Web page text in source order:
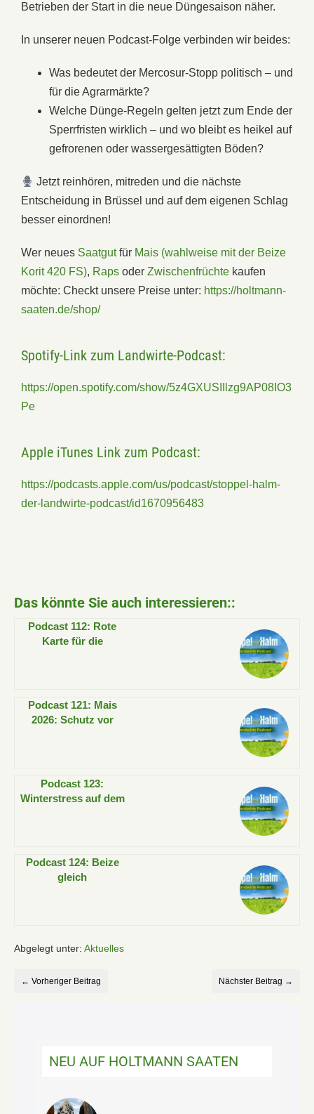
Betrieben der Start in die neue Düngesaison näher.
In unserer neuen Podcast-Folge verbinden wir beides:
Was bedeutet der Mercosur-Stopp politisch – und
für die Agrarmärkte?
Welche Dünge-Regeln gelten jetzt zum Ende der
Sperrfristen wirklich – und wo bleibt es heikel auf
gefrorenen oder wassergesättigten Böden?
Jetzt reinhören, mitreden und die nächste
Entscheidung in Brüssel und auf dem eigenen Schlag
besser einordnen!
Wer neues Saatgutfür Mais (wahlweise mit der Beize
Korit 420 FS), Raps oder Zwischenfrüchte kaufen
möchte: Checkt unsere Preise unter: https://holtmann-
saaten.de/shop/
Spotify-Link zum Landwirte-Podcast:
https://open.spotify.com/show/5z4GXUSIIlzg9AP08IO3
Pe
Apple iTunes Link zum Podcast:
https://podcasts.apple.com/us/podcast/stoppel-halm-
der-landwirte-podcast/id1670956483
Das könnte Sie auch interessieren::
Podcast 112: Rote
Karte für die
Podcast 121: Mais
2026: Schutz vor
Podcast 123:
Winterstress auf dem
Podcast 124: Beize
gleich
Abgelegt unter: Aktuelles
← Vorheriger Beitrag Nächster Beitrag →
NEU AUF HOLTMANN SAATEN